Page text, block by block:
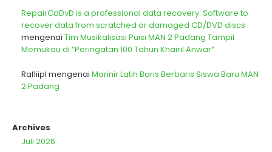
RepairCdDvD is a professional data recovery. Software to
recover data from scratched or damaged CD/DVD discs
mengenai Tim Musikalisasi Puisi MAN 2 Padang Tampil
Memukau di “Peringatan 100 Tahun Khairil Anwar”
Rafliipl mengenai Marinir Latih Baris Berbaris Siswa Baru MAN
2 Padang
Archives
Juli 2026